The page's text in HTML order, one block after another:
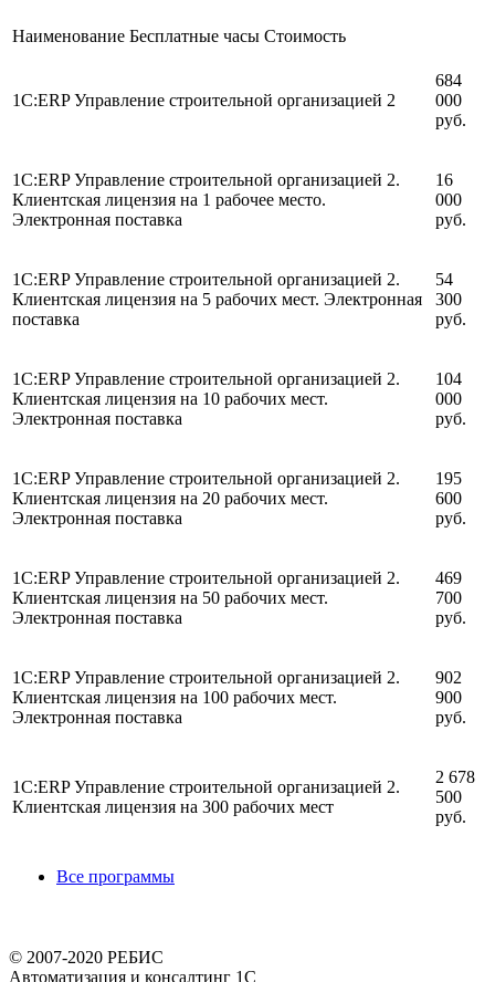
Наименование Бесплатные часы Стоимость
1С:ERP Управление строительной организацией 2
684
000
руб.
1С:ERP Управление строительной организацией 2.
Клиентская лицензия на 1 рабочее место.
Электронная поставка
16
000
руб.
1С:ERP Управление строительной организацией 2.
Клиентская лицензия на 5 рабочих мест. Электронная
поставка
54
300
руб.
1С:ERP Управление строительной организацией 2.
Клиентская лицензия на 10 рабочих мест.
Электронная поставка
104
000
руб.
1С:ERP Управление строительной организацией 2.
Клиентская лицензия на 20 рабочих мест.
Электронная поставка
195
600
руб.
1С:ERP Управление строительной организацией 2.
Клиентская лицензия на 50 рабочих мест.
Электронная поставка
469
700
руб.
1С:ERP Управление строительной организацией 2.
Клиентская лицензия на 100 рабочих мест.
Электронная поставка
902
900
руб.
1С:ERP Управление строительной организацией 2.
Клиентская лицензия на 300 рабочих мест
2 678
500
руб.
Все программы
© 2007-2020 РЕБИС
Автоматизация и консалтинг 1С